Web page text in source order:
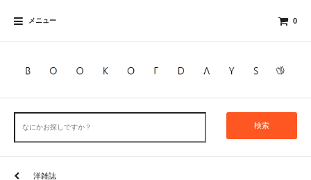
メニュー 0
検索
洋雑誌